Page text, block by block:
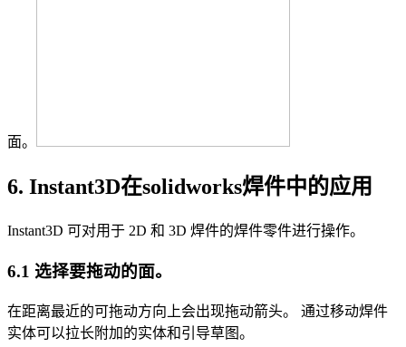
面。
6. Instant3D在solidworks焊件中的应用
Instant3D 可对用于 2D 和 3D 焊件的焊件零件进行操作。
6.1 选择要拖动的面。
在距离最近的可拖动方向上会出现拖动箭头。 通过移动焊件
实体可以拉长附加的实体和引导草图。